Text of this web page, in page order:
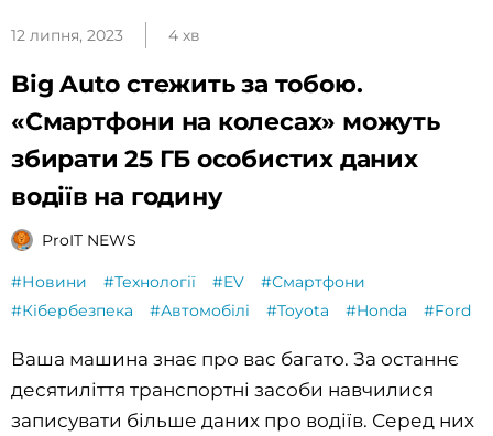
12 липня, 2023 4 хв
Big Auto стежить за тобою.
«Смартфони на колесах» можуть
збирати 25 ГБ особистих даних
водіїв на годину
ProIT NEWS
#Новини #Технології #EV
#Смартфони
#Кібербезпека
#Автомобілі #Toyota #Honda #Ford
Ваша машина знає про вас багато. За останнє
десятиліття транспортні засоби навчилися
записувати більше даних про водіїв. Серед них